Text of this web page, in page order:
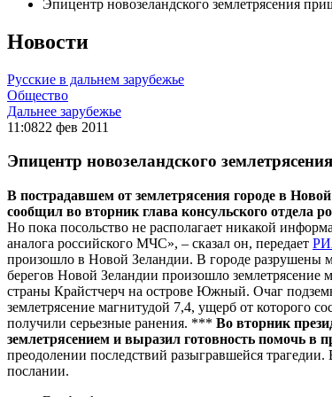
Эпицентр новозеландского землетрясения
Новости
Русские в дальнем зарубежье
Общество
Дальнее зарубежье
11:0822 фев 2011
Эпицентр новозеландского
В пострадавшем от землетрясения городе в
сообщил во вторник глава консульского отдела
Но пока посольство не располагает никакой
аналога российского МЧС», – сказал он, передает
произошло в Новой Зеландии. В городе разрушены
берегов Новой Зеландии произошло землетрясение
страны Крайстчерч на острове Южный. Очаг
землетрясение магнитудой 7,4, ущерб от которого
получили серьезные ранения. *** Во вторник
землетрясением и выразил готовность помочь в
преодолении последствий разыгравшейся
послании.